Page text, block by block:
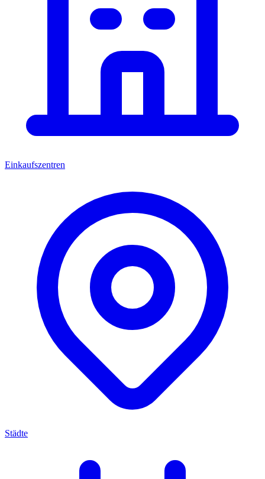
Einkaufszentren
Städte